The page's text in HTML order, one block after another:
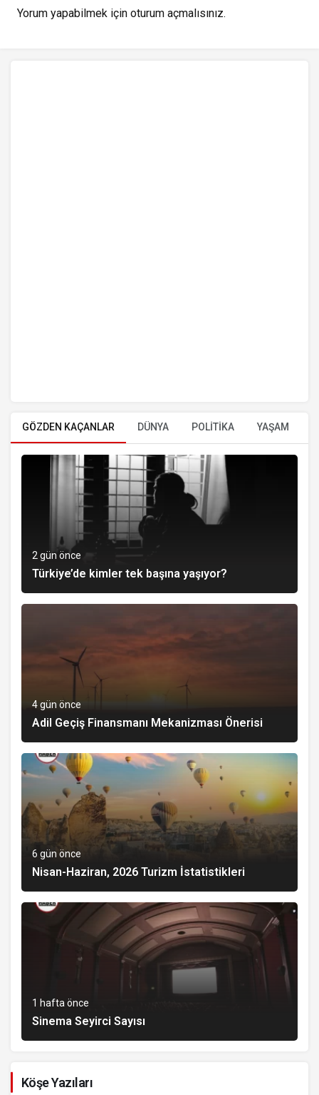
Yorum yapabilmek için oturum açmalısınız.
GÖZDEN KAÇANLAR DÜNYA POLİTİKA YAŞAM
2 gün önce
Türkiye’de kimler tek başına yaşıyor?
4 gün önce
Adil Geçiş Finansmanı Mekanizması Önerisi
6 gün önce
Nisan-Haziran, 2026 Turizm İstatistikleri
1 hafta önce
Sinema Seyirci Sayısı
Köşe Yazıları